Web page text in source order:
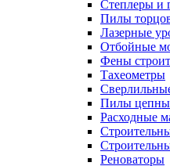
Степлеры и
Пилы
Лазерные
Отбойные
Фены
Тахеометры
Пилы
Расходные
Реноваторы